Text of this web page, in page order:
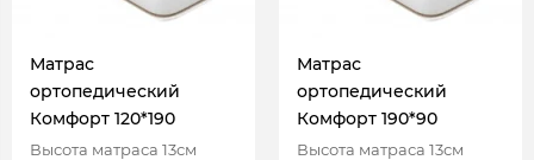
Матрас
ортопедический
Комфорт 120*190
Высота матраса 13см
Матрас
ортопедический
Комфорт 190*90
Высота матраса 13см